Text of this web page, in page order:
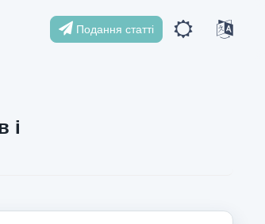
Подання статті
і